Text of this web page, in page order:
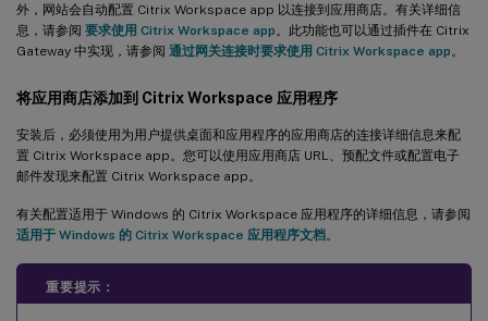
外，网站会自动配置 Citrix Workspace app 以连接到应用商店。有关详细信
息，请参阅 要求使用 Citrix Workspace app 。此功能也可以通过插件在 Citrix
Gateway 中实现，请参阅 通过网关连接时要求使用 Citrix Workspace app 。
将应用商店添加到 Citrix Workspace 应用程序
安装后，必须使用为用户提供桌面和应用程序的应用商店的连接详细信息来配
置 Citrix Workspace app。您可以使用应用商店 URL、预配文件或配置电子
邮件发现来配置 Citrix Workspace app。
有关配置适用于 Windows 的 Citrix Workspace 应用程序的详细信息，请参阅
适用于 Windows 的 Citrix Workspace 应用程序文档。
重要提示：